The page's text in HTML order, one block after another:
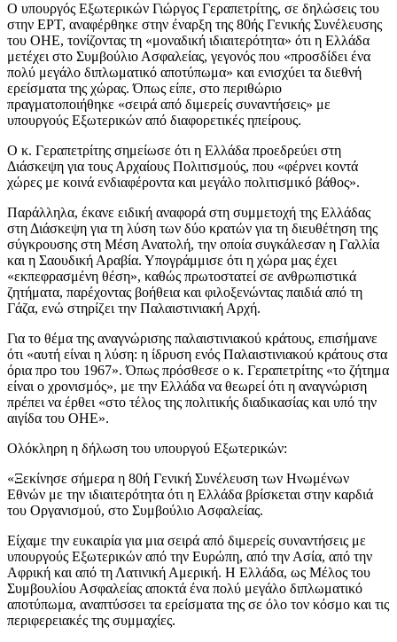
Ο υπουργός Εξωτερικών Γιώργος Γεραπετρίτης, σε δηλώσεις του
στην ΕΡΤ, αναφέρθηκε στην έναρξη της 80ής Γενικής Συνέλευσης
του ΟΗΕ, τονίζοντας τη «μοναδική ιδιαιτερότητα» ότι η Ελλάδα
μετέχει στο Συμβούλιο Ασφαλείας, γεγονός που «προσδίδει ένα
πολύ μεγάλο διπλωματικό αποτύπωμα» και ενισχύει τα διεθνή
ερείσματα της χώρας. Όπως είπε, στο περιθώριο
πραγματοποιήθηκε «σειρά από διμερείς συναντήσεις» με
υπουργούς Εξωτερικών από διαφορετικές ηπείρους.
Ο κ. Γεραπετρίτης σημείωσε ότι η Ελλάδα προεδρεύει στη
Διάσκεψη για τους Αρχαίους Πολιτισμούς, που «φέρνει κοντά
χώρες με κοινά ενδιαφέροντα και μεγάλο πολιτισμικό βάθος».
Παράλληλα, έκανε ειδική αναφορά στη συμμετοχή της Ελλάδας
στη Διάσκεψη για τη λύση των δύο κρατών για τη διευθέτηση της
σύγκρουσης στη Μέση Ανατολή, την οποία συγκάλεσαν η Γαλλία
και η Σαουδική Αραβία. Υπογράμμισε ότι η χώρα μας έχει
«εκπεφρασμένη θέση», καθώς πρωτοστατεί σε ανθρωπιστικά
ζητήματα, παρέχοντας βοήθεια και φιλοξενώντας παιδιά από τη
Γάζα, ενώ στηρίζει την Παλαιστινιακή Αρχή.
Για το θέμα της αναγνώρισης παλαιστινιακού κράτους, επισήμανε
ότι «αυτή είναι η λύση: η ίδρυση ενός Παλαιστινιακού κράτους στα
όρια προ του 1967». Όπως πρόσθεσε ο κ. Γεραπετρίτης «το ζήτημα
είναι ο χρονισμός», με την Ελλάδα να θεωρεί ότι η αναγνώριση
πρέπει να έρθει «στο τέλος της πολιτικής διαδικασίας και υπό την
αιγίδα του ΟΗΕ».
Ολόκληρη η δήλωση του υπουργού Εξωτερικών:
«Ξεκίνησε σήμερα η 80ή Γενική Συνέλευση των Ηνωμένων
Εθνών με την ιδιαιτερότητα ότι η Ελλάδα βρίσκεται στην καρδιά
του Οργανισμού, στο Συμβούλιο Ασφαλείας.
Είχαμε την ευκαιρία για μια σειρά από διμερείς συναντήσεις με
υπουργούς Εξωτερικών από την Ευρώπη, από την Ασία, από την
Αφρική και από τη Λατινική Αμερική. Η Ελλάδα, ως Μέλος του
Συμβουλίου Ασφαλείας αποκτά ένα πολύ μεγάλο διπλωματικό
αποτύπωμα, αναπτύσσει τα ερείσματα της σε όλο τον κόσμο και τις
περιφερειακές της συμμαχίες.